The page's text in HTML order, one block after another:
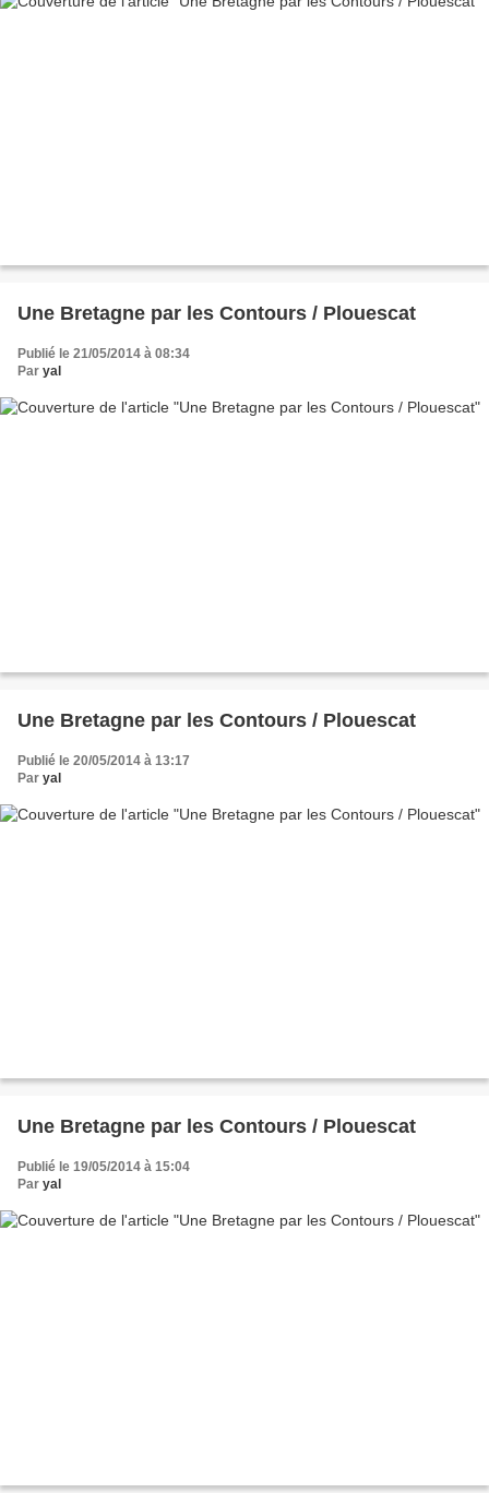
Une Bretagne par les Contours / Plouescat
Publié le 21/05/2014 à 08:34
Par yal
Une Bretagne par les Contours / Plouescat
Publié le 20/05/2014 à 13:17
Par yal
Une Bretagne par les Contours / Plouescat
Publié le 19/05/2014 à 15:04
Par yal